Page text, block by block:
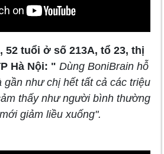
52 tuổi ở số 213A, tổ 23, thị
Hà Nội: " Dùng BoniBrain hỗ
gần như chị hết tất cả các triệu
thấy như người bình thường
giảm liều xuống".